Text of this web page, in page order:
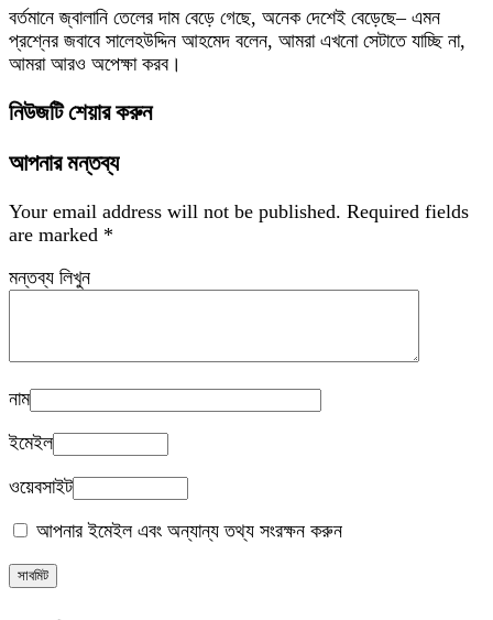
বর্তমানে জ্বালানি তেলের দাম বেড়ে গেছে, অনেক দেশেই বেড়েছে– এমন
প্রশ্নের জবাবে সালেহউদ্দিন আহমেদ বলেন, আমরা এখনো সেটাতে যাচ্ছি না,
আমরা আরও অপেক্ষা করব।
নিউজটি শেয়ার করুন
আপনার মন্তব্য
Your email address will not be published. Required fields
are marked *
মন্তব্য লিখুন
নাম
ইমেইল
ওয়েবসাইট
আপনার ইমেইল এবং অন্যান্য তথ্য সংরক্ষন করুন